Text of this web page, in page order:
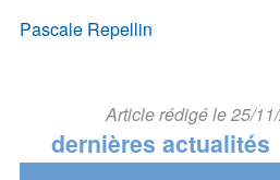
Pascale Repellin
Article rédigé le 25/
dernières actualités